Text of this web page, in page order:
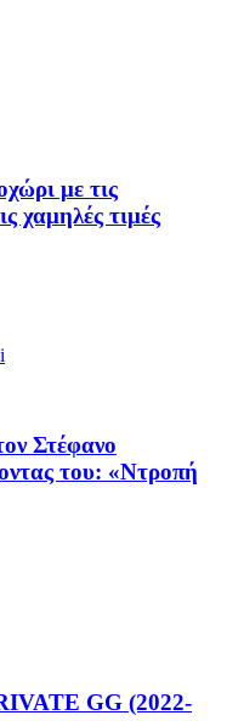
με τις
χαμηλές τιμές
Στέφανο
του: «Ντροπή
GG (2022-